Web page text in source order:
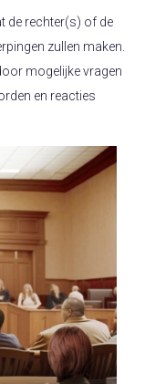
de rechter(s) of de
zullen maken.
mogelijke vragen
en reacties